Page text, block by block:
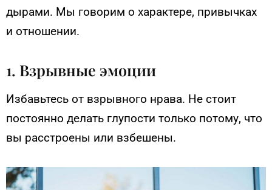
дырами. Мы говорим о характере, привычках
и отношении.
1. Взрывные эмоции
Избавьтесь от взрывного нрава. Не стоит
постоянно делать глупости только потому, что
вы расстроены или взбешены.